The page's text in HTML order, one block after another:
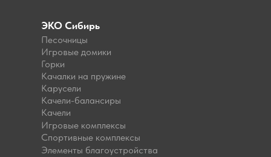
Горки
Игровые домики
Игровые комплексы
Карусели
Качалки на пружине
Качели
Качели-балансиры
Песочницы
Спортивные комплексы
Элементы благоустройства
ЭКО Сибирь